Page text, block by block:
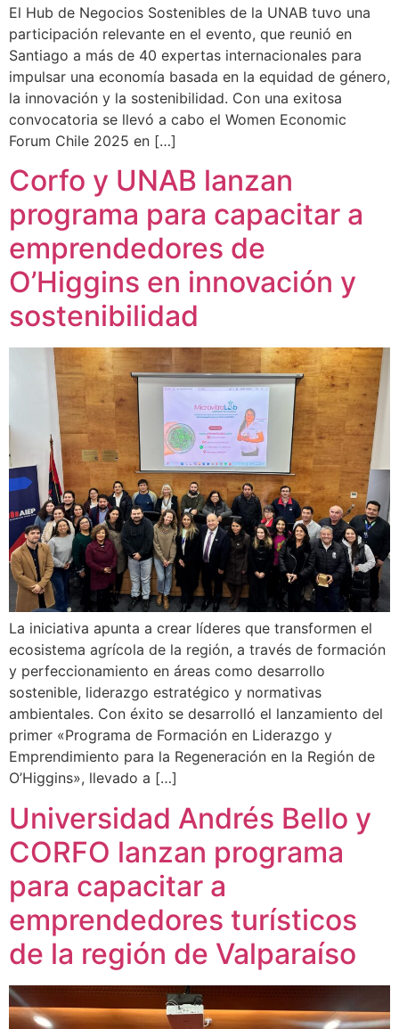
El Hub de Negocios Sostenibles de la UNAB tuvo una
participación relevante en el evento, que reunió en
Santiago a más de 40 expertas internacionales para
impulsar una economía basada en la equidad de género,
la innovación y la sostenibilidad. Con una exitosa
convocatoria se llevó a cabo el Women Economic
Forum Chile 2025 en […]
Corfo y UNAB lanzan
programa para capacitar a
emprendedores de
O’Higgins en innovación y
sostenibilidad
La iniciativa apunta a crear líderes que transformen el
ecosistema agrícola de la región, a través de formación
y perfeccionamiento en áreas como desarrollo
sostenible, liderazgo estratégico y normativas
ambientales. Con éxito se desarrolló el lanzamiento del
primer «Programa de Formación en Liderazgo y
Emprendimiento para la Regeneración en la Región de
O’Higgins», llevado a […]
Universidad Andrés Bello y
CORFO lanzan programa
para capacitar a
emprendedores turísticos
de la región de Valparaíso